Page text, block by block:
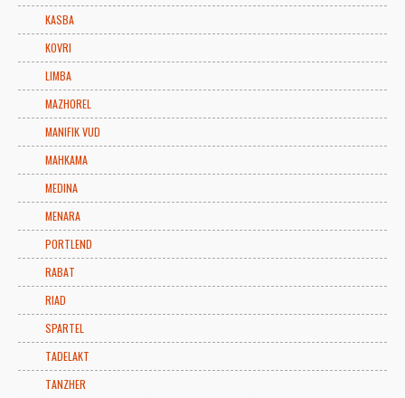
KASBA
KOVRI
LIMBA
MAZHOREL
MANIFIK VUD
MAHKAMA
MEDINA
MENARA
PORTLEND
RABAT
RIAD
SPARTEL
TADELAKT
TANZHER